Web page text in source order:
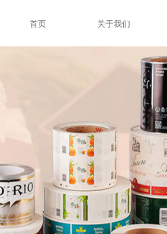
首页 关于我们